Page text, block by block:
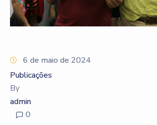
6 de maio de 2024
Publicações
By
admin
0